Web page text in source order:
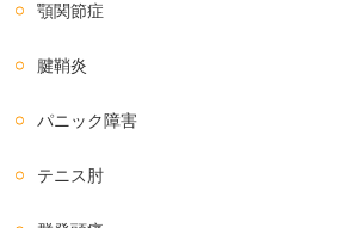
顎関節症
腱鞘炎
パニック障害
テニス肘